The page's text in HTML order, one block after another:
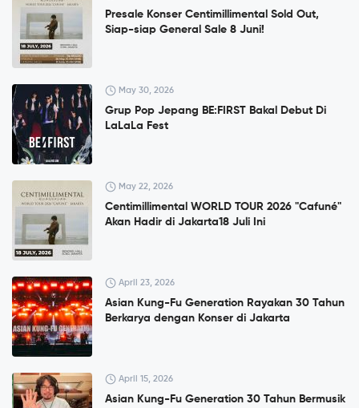
Presale Konser Centimillimental Sold Out,
Siap-siap General Sale 8 Juni!
May 30, 2026
Grup Pop Jepang BE:FIRST Bakal Debut Di
LaLaLa Fest
May 22, 2026
Centimillimental WORLD TOUR 2026 "Cafuné"
Akan Hadir di Jakarta18 Juli Ini
April 23, 2026
Asian Kung-Fu Generation Rayakan 30 Tahun
Berkarya dengan Konser di Jakarta
April 15, 2026
Asian Kung-Fu Generation 30 Tahun Bermusik